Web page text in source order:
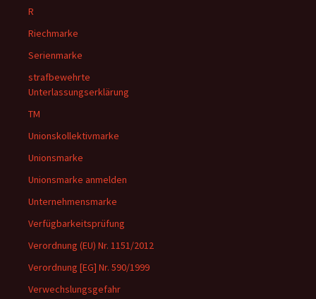
R
Riechmarke
Serienmarke
strafbewehrte
Unterlassungserklärung
TM
Unionskollektivmarke
Unionsmarke
Unionsmarke anmelden
Unternehmensmarke
Verfügbarkeitsprüfung
Verordnung (EU) Nr. 1151/2012
Verordnung [EG] Nr. 590/1999
Verwechslungsgefahr